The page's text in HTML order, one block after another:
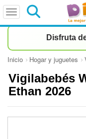
Disfruta
Inicio Hogar y juguetes
Vigilabebés
Ethan 2026